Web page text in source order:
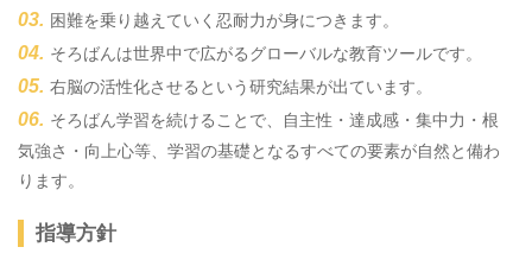
困難を乗り越えていく忍耐力が身につきます。
そろばんは世界中で広がるグローバルな教育ツールです。
右脳の活性化させるという研究結果が出ています。
そろばん学習を続けることで、自主性・達成感・集中力・根
気強さ・向上心等、学習の基礎となるすべての要素が自然と備わ
ります。
指導方針